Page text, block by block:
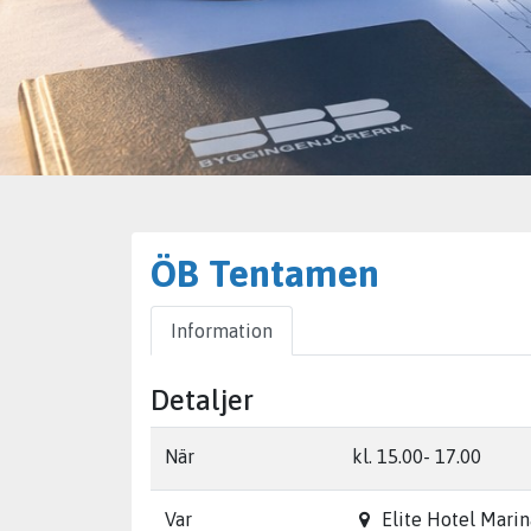
ÖB Tentamen
Information
Detaljer
När kl. 15.00- 17.00
Var Elite Hotel